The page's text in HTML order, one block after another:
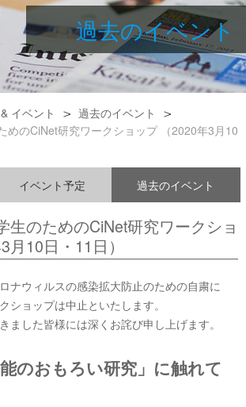
過去のイベント
イベント
過去のイベント
めのCiNet研究ワークショップ （2020年3月10
イベント予定 過去のイベント
生のためのCiNet研究ワークショ
月10日・11日）
ナウィルスの感染拡大防止のための自粛に
ショップは中止といたします。
ました皆様には深くお詫び申し上げます。
能のおもろい研究」に触れて